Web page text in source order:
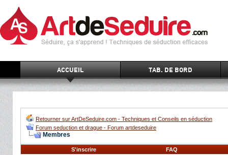
ACCUEIL TAB. DE BORD
Retourner sur ArtDeSeduire.com - Techniques et Conseils en séduction
Forum seduction et drague - Forum artdeseduire
Membres
S'inscrire FAQ